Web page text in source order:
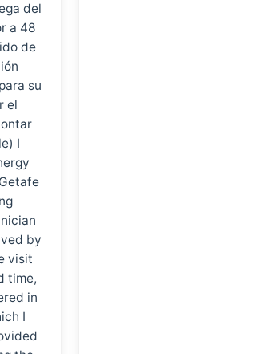
del
a 48
de
su
el
I
by
visit
time,
in
I